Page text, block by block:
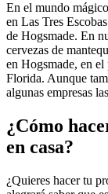
En el mundo
en Las Tres
de Hogsmade. En
cervezas de
en Hogsmade, en
Florida. Aunque
algunas empresas
¿Cómo
en casa?
¿Quieres hacer tu